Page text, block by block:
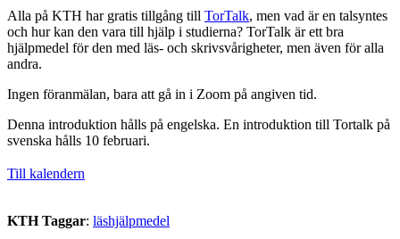
Alla på KTH har gratis tillgång till TorTalk, men vad är en talsyntes
och hur kan den vara till hjälp i studierna? TorTalk är ett bra
hjälpmedel för den med läs- och skrivsvårigheter, men även för alla
andra.
Ingen föranmälan, bara att gå in i Zoom på angiven tid.
Denna introduktion hålls på engelska. En introduktion till Tortalk på
svenska hålls 10 februari.
Till kalendern
KTH Taggar: läshjälpmedel